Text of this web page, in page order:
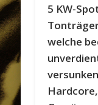
5 KW-
welche